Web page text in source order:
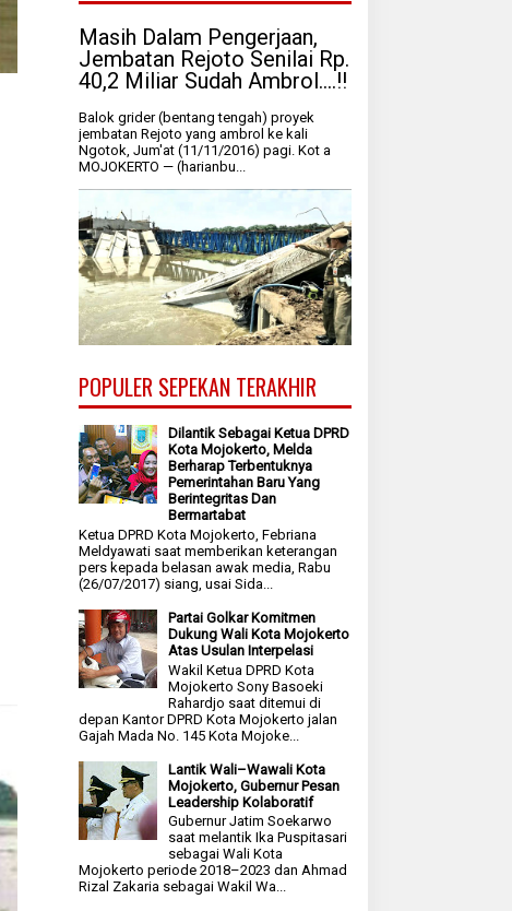
Masih Dalam Pengerjaan,
Jembatan Rejoto Senilai Rp.
40,2 Miliar Sudah Ambrol....!!
Balok grider (bentang tengah) proyek
jembatan Rejoto yang ambrol ke kali
Ngotok, Jum'at (11/11/2016) pagi. Kot a
MOJOKERTO — (harianbu...
POPULER SEPEKAN TERAKHIR
Dilantik Sebagai Ketua DPRD
Kota Mojokerto, Melda
Berharap Terbentuknya
Pemerintahan Baru Yang
Berintegritas Dan
Bermartabat
Ketua DPRD Kota Mojokerto, Febriana
Meldyawati saat memberikan keterangan
pers kepada belasan awak media, Rabu
(26/07/2017) siang, usai Sida...
Partai Golkar Komitmen
Dukung Wali Kota Mojokerto
Atas Usulan Interpelasi
Wakil Ketua DPRD Kota
Mojokerto Sony Basoeki
Rahardjo saat ditemui di
depan Kantor DPRD Kota Mojokerto jalan
Gajah Mada No. 145 Kota Mojoke...
Lantik Wali–Wawali Kota
Mojokerto, Gubernur Pesan
Leadership Kolaboratif
Gubernur Jatim Soekarwo
saat melantik Ika Puspitasari
sebagai Wali Kota
Mojokerto periode 2018–2023 dan Ahmad
Rizal Zakaria sebagai Wakil Wa...